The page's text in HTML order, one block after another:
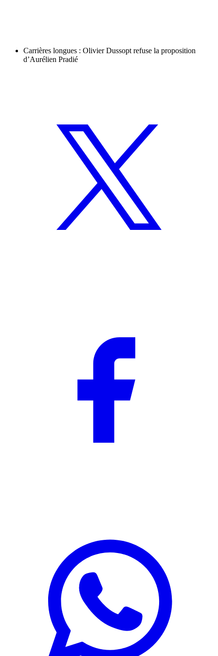
Carrières longues : Olivier Dussopt refuse la proposition
d’Aurélien Pradié